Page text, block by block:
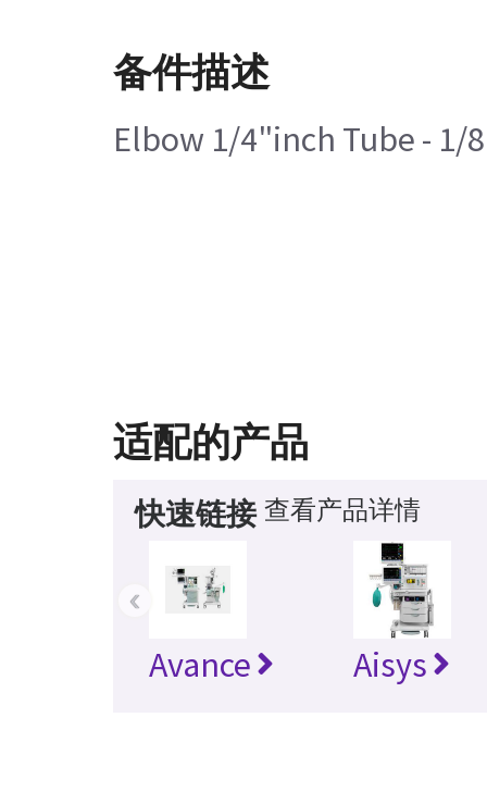
备件描述
Elbow 1/4"inch Tube - 1/
适配的产品
快速链接 查看产品详情
Avance Aisys
‹